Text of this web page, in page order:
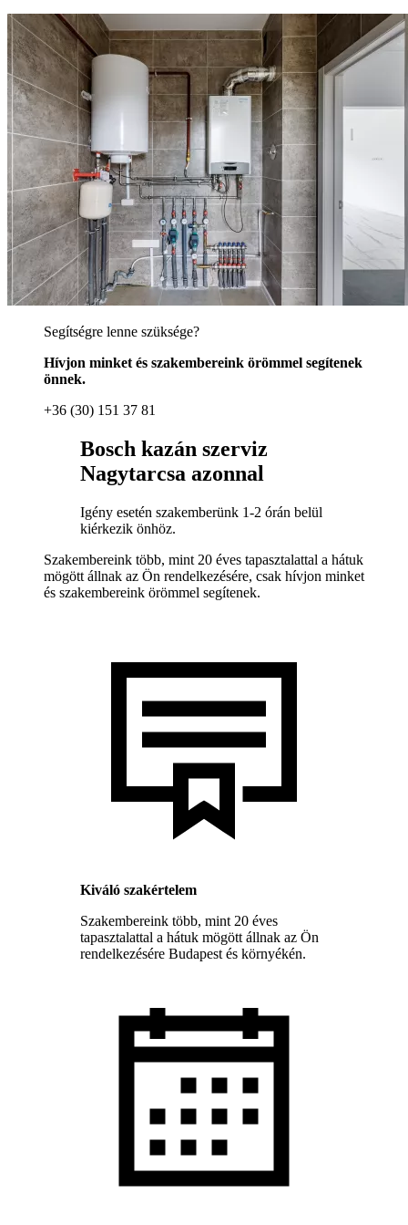
Segítségre lenne szüksége?
Hívjon minket és szakembereink örömmel segítenek
önnek.
+36 (30) 151 37 81
Bosch kazán szerviz
Nagytarcsa azonnal
Igény esetén szakemberünk 1-2 órán belül
kiérkezik önhöz.
Szakembereink több, mint 20 éves tapasztalattal a hátuk
mögött állnak az Ön rendelkezésére, csak hívjon minket
és szakembereink örömmel segítenek.
Kiváló szakértelem
Szakembereink több, mint 20 éves
tapasztalattal a hátuk mögött állnak az Ön
rendelkezésére Budapest és környékén.